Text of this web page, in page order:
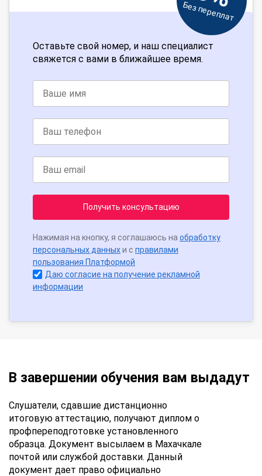
Без переплат
Оставьте свой номер, и наш специалист
свяжется с вами в ближайшее время.
Получить консультацию
Нажимая на кнопку, я соглашаюсь на обработку
персональных данныхи с правилами
пользования Платформой
Даю согласие на получение рекламной
информации
В завершении обучения вам выдадут
Слушатели, сдавшие дистанционно
итоговую аттестацию, получают диплом о
профпереподготовке установленного
образца. Документ высылаем в Махачкале
почтой или службой доставки. Данный
документ дает право официально